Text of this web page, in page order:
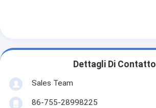
Dettagli Di Contatto
Sales Team
86-755-28998225